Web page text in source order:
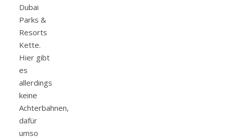
Dubai
Parks &
Resorts
Kette.
Hier gibt
es
allerdings
keine
Achterbahnen,
dafür
umso